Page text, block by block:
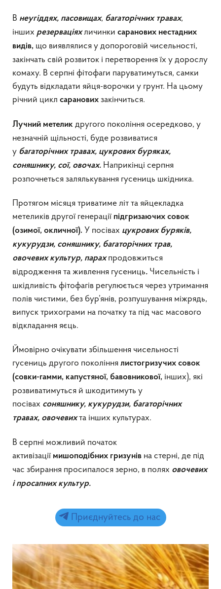
В неугіддях, пасовищах, багаторічних травах,
інших резерваціяхличинки саранових нестадних
видів, що виявлялися у допороговій чисельності,
закінчать свій розвиток і перетворення їх у дорослу
комаху. В серпні фітофаги паруватимуться, самки
будуть відкладати яйця-ворочки у грунт. На цьому
річний цикл саранових закінчиться.
Лучний метелик другого покоління осередково, у
незначній щільності, буде розвиватися
у багаторічних травах, цукрових буряках,
соняшнику, сої, овочах. Наприкінці серпня
розпочнеться залялькування гусениць шкідника.
Протягом місяця триватиме літ та яйцекладка
метеликів другої генерації підгризаючих совок
(озимої, окличної). У посівах цукрових буряків,
кукурудзи, соняшнику, багаторічних трав,
овочевих культур, парахпродовжиться
відродження та живлення гусениць. Чисельність і
шкідливість фітофагів регулюється через утримання
полів чистими, без бур’янів, розпушування міжрядь,
випуск трихограми на початку та під час масового
відкладання яєць.
Ймовірно очікувати збільшення чисельності
гусениць другого покоління листогризучих совок
(совки-гамми, капустяної, бавовникової, інших), які
розвиватимуться й шкодитимуть у
посівах соняшнику, кукурудзи, багаторічних
травах, овочевихта інших культурах.
В серпні можливий початок
активізації мишоподібних гризунів на стерні, де під
час збирання просипалося зерно, в полях овочевих
і просапних культур.
Приєднуйтесь до нас